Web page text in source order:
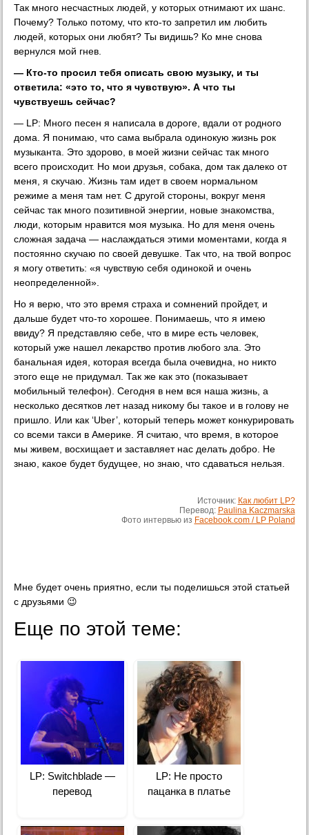
Так много несчастных людей, у которых отнимают их шанс.
Почему? Только потому, что кто-то запретил им любить
людей, которых они любят? Ты видишь? Ко мне снова
вернулся мой гнев.
— Кто-то просил тебя описать свою музыку, и ты
ответила: «это то, что я чувствую». А что ты
чувствуешь сейчас?
— LP: Много песен я написала в дороге, вдали от родного
дома. Я понимаю, что сама выбрала одинокую жизнь рок
музыканта. Это здорово, в моей жизни сейчас так много
всего происходит. Но мои друзья, собака, дом так далеко от
меня, я скучаю. Жизнь там идет в своем нормальном
режиме а меня там нет. С другой стороны, вокруг меня
сейчас так много позитивной энергии, новые знакомства,
люди, которым нравится моя музыка. Но для меня очень
сложная задача — наслаждаться этими моментами, когда я
постоянно скучаю по своей девушке. Так что, на твой вопрос
я могу ответить: «я чувствую себя одинокой и очень
неопределенной».
Но я верю, что это время страха и сомнений пройдет, и
дальше будет что-то хорошее. Понимаешь, что я имею
ввиду? Я представляю себе, что в мире есть человек,
который уже нашел лекарство против любого зла. Это
банальная идея, которая всегда была очевидна, но никто
этого еще не придумал. Так же как это (показывает
мобильный телефон). Сегодня в нем вся наша жизнь, а
несколько десятков лет назад никому бы такое и в голову не
пришло. Или как ‘Uber’, который теперь может конкурировать
со всеми такси в Америке. Я считаю, что время, в которое
мы живем, восхищает и заставляет нас делать добро. Не
знаю, какое будет будущее, но знаю, что сдаваться нельзя.
Источник: Как любит LP?
Перевод: Paulina Kaczmarska
Фото интервью из Facebook.com / LP Poland
Мне будет очень приятно, если ты поделишься этой статьей
с друзьями 😉
Еще по этой теме:
LP: Switchblade —
перевод
LP: Не просто
пацанка в платье